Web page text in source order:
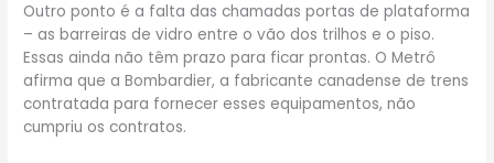
Outro ponto é a falta das chamadas portas de plataforma
– as barreiras de vidro entre o vão dos trilhos e o piso.
Essas ainda não têm prazo para ficar prontas. O Metrô
afirma que a Bombardier, a fabricante canadense de trens
contratada para fornecer esses equipamentos, não
cumpriu os contratos.